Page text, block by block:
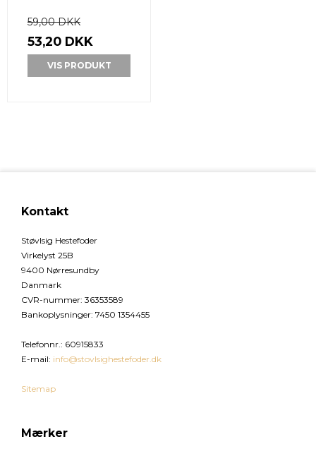
59,00 DKK
53,20 DKK
VIS PRODUKT
Kontakt
Støvlsig Hestefoder
Virkelyst 25B
9400 Nørresundby
Danmark
CVR-nummer: 36353589
Bankoplysninger: 7450 1354455
Telefonnr.: 60915833
E-mail: info@stovlsighestefoder.dk
Sitemap
Mærker